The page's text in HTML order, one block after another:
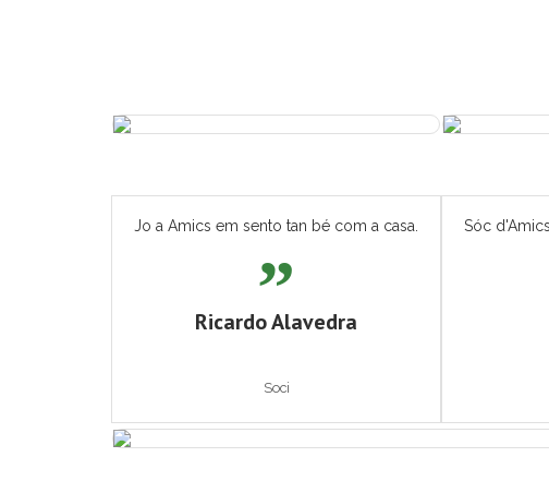
Jo a Amics em sento tan bé com a casa.
Ricardo Alavedra
Soci
Sóc